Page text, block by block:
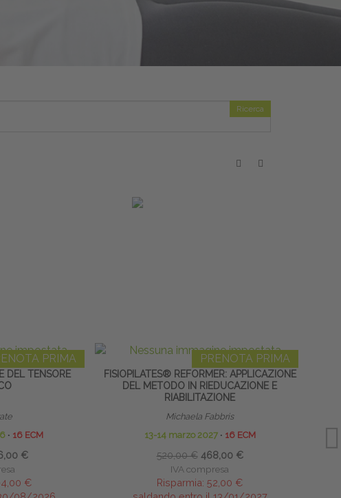
Ricerca
PRIMA
DEL TENSORE
∙ 16 ECM
€
€
PRENOTA PRIMA
FISIOPILATES® REFORMER: APPLICAZIONE
DEL METODO IN RIEDUCAZIONE E
RIABILITAZIONE
Michaela Fabbris
13-14 marzo 2027 ∙ 16 ECM
520,00 € 468,00 €
IVA compresa
Risparmia: 52,00 €